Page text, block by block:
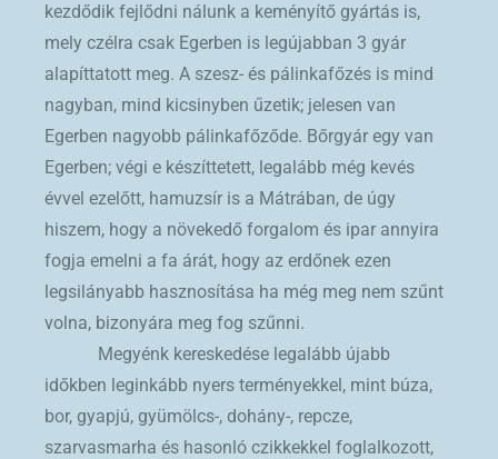
kezdődik fejlődni nálunk a keményítő gyártás is,
mely czélra csak Egerben is legújabban 3 gyár
alapíttatott meg. A szesz- és pálinkafőzés is mind
nagyban, mind kicsinyben űzetik; jelesen van
Egerben nagyobb pálinkafőződe. Bőrgyár egy van
Egerben; végi e készíttetett, legalább még kevés
évvel ezelőtt, hamuzsír is a Mátrában, de úgy
hiszem, hogy a növekedő forgalom és ipar annyira
fogja emelni a fa árát, hogy az erdőnek ezen
legsilányabb hasznosítása ha még meg nem szűnt
volna, bizonyára meg fog szűnni.
Megyénk kereskedése legalább újabb
időkben leginkább nyers terményekkel, mint búza,
bor, gyapjú, gyümölcs-, dohány-, repcze,
szarvasmarha és hasonló czikkekkel foglalkozott,